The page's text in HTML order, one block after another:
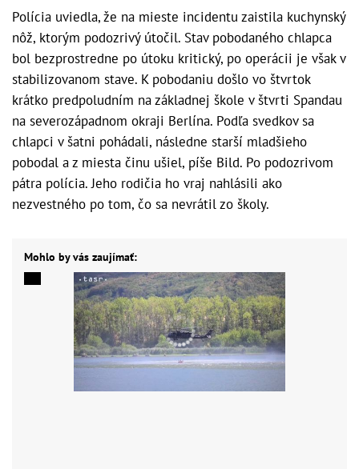
Polícia uviedla, že na mieste incidentu zaistila kuchynský
nôž, ktorým podozrivý útočil. Stav pobodaného chlapca
bol bezprostredne po útoku kritický, po operácii je však v
stabilizovanom stave. K pobodaniu došlo vo štvrtok
krátko predpoludním na základnej škole v štvrti Spandau
na severozápadnom okraji Berlína. Podľa svedkov sa
chlapci v šatni pohádali, následne starší mladšieho
pobodal a z miesta činu ušiel, píše Bild. Po podozrivom
pátra polícia. Jeho rodičia ho vraj nahlásili ako
nezvestného po tom, čo sa nevrátil zo školy.
Mohlo by vás zaujímať: